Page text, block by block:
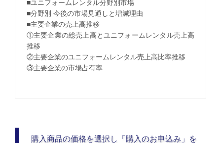
■ユニフォームレンタル分野別市場
■分野別 今後の市場見通しと増減理由
■主要企業の売上高推移
①主要企業の総売上高とユニフォームレンタル売上高
推移
②主要企業のユニフォームレンタル売上高比率推移
③主要企業の市場占有率
購入商品の価格を選択し「購入のお申込み」を